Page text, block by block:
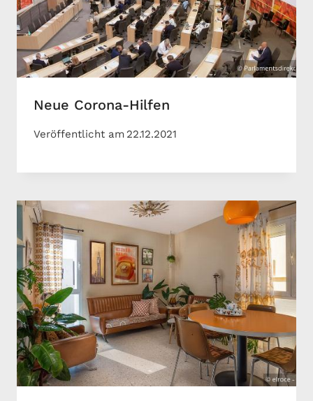
Neue Corona-Hilfen
Veröffentlicht am 22.12.2021